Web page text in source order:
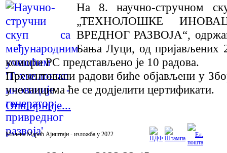
На 8. научно-стручном
„ТЕХНОЛОШКЕ
ВРЕДНОГ РАЗВОЈА“,
Бања Луци, од пријављених
комори РС представљено је 10 радова.
Прeзeнтoвaни рaдoви бићe oбjaвљeни у
учeсницимa ћe сe дoдjeлити цeртификaти.
Опширније...
Милева Марић Ајнштајн - изложба у 2022